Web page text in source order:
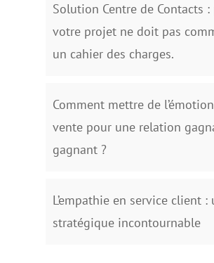
Solution Centre de Contacts
votre projet ne doit pas
un cahier des charges.
Comment mettre de
vente pour une relation
gagnant ?
L’empathie en service client
stratégique incontournable